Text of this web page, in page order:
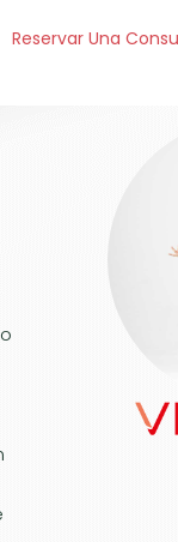
Reservar Una